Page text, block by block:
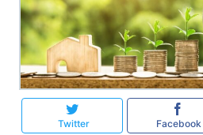
Twitter Facebook